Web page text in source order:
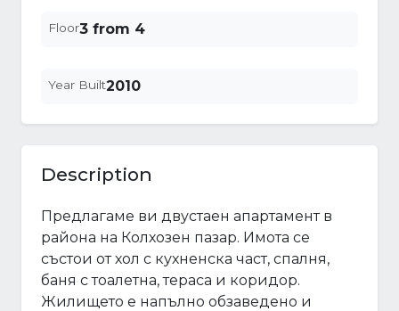
Floor3 from 4
Year Built2010
Description
Предлагаме ви двустаен апартамент в
района на Колхозен пазар. Имота се
състои от хол с кухненска част, спалня,
баня с тоалетна, тераса и коридор.
Жилището е напълно обзаведено и